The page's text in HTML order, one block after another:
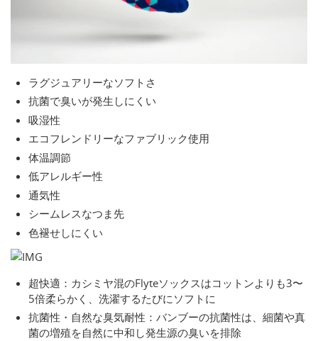
ラグジュアリーなソフトさ
抗菌で臭いが発生しにくい
吸湿性
エコフレンドリーなファブリック使用
体温調節
低アレルギー性
通気性
シームレスなつま先
色褪せしにくい
超快適：カシミヤ混のFlyteソックスはコットンよりも3〜
5倍柔らかく、洗濯するたびにソフトに
抗菌性・自然な臭気耐性：バンブーの抗菌性は、細菌や真
菌の増殖を自然に中和し発生源の臭いを排除